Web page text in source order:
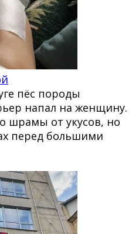
пёс породы
напал на женщину.
шрамы от укусов, но
перед большими